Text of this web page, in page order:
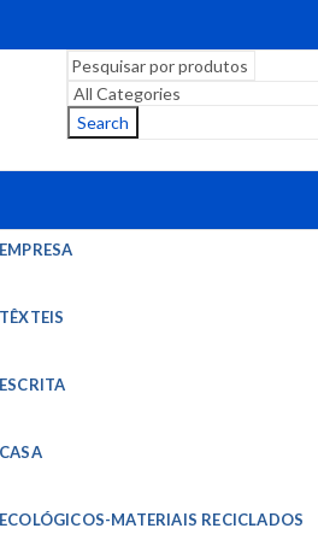
Search
EMPRESA
TÊXTEIS
ESCRITA
CASA
ECOLÓGICOS-MATERIAIS RECICLADOS